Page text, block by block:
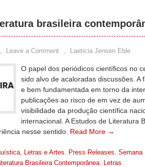
brasileira
, Leave a Comment , Laeticia Jensen Eble
O papel dos periódicos científicos no
sido alvo de acaloradas discussões.
e bem fundamentada em torno da
publicações ao risco de em vez de
visibilidade da produção científica
internacional. A Estudos de Literatura
nesse sentido. Read More →
Letras e Artes, Press Releases, Semana
Brasileira Contemporânea, Letras